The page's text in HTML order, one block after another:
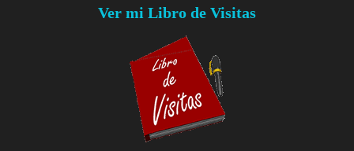
Ver mi Libro de Visitas